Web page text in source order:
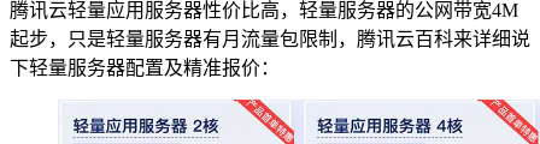
腾讯云轻量应用服务器性价比高，轻量服务器的公网带宽4M
起步，只是轻量服务器有月流量包限制，腾讯云百科来详细说
下轻量服务器配置及精准报价：